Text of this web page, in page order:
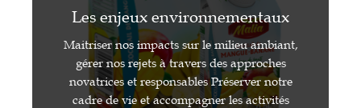
Les enjeux environnementaux
Maitriser nos impacts sur le milieu ambiant,
gérer nos rejets à travers des approches
novatrices et responsables Préserver notre
cadre de vie et accompagner les activités